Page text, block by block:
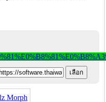
Morph